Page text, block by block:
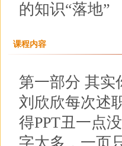
的知识“落地”
课程内容
第一部分 其实
刘欣欣每次述
得PPT丑一点